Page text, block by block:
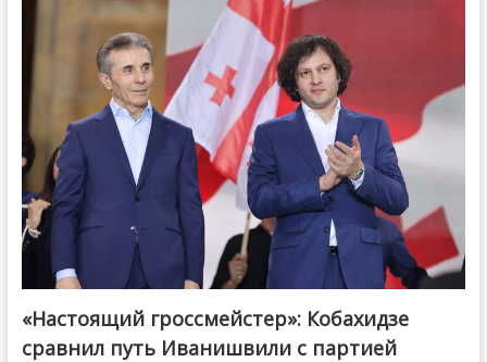
@ქართული ოცნება / Georgian Dream
«Настоящий гроссмейстер»: Кобахидзе
сравнил путь Иванишвили с партией